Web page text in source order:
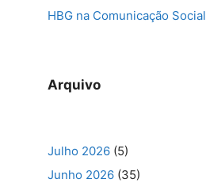
HBG na Comunicação Social
Arquivo
Julho 2026 (5)
Junho 2026 (35)